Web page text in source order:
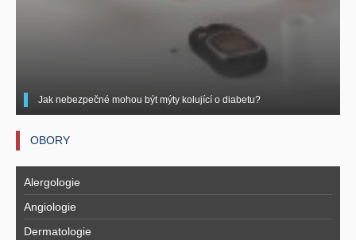
Jak nebezpečné mohou být mýty kolující o diabetu?
OBORY
Alergologie
Angiologie
Dermatologie